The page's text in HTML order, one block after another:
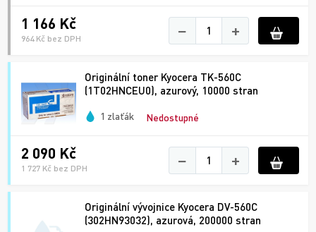
1 166 Kč
964 Kč bez DPH − +
Originální toner Kyocera TK-560C
(1T02HNCEU0), azurový, 10000 stran
1 zlaťák Nedostupné
2 090 Kč
1 727 Kč bez DPH − +
Originální vývojnice Kyocera DV-560C
(302HN93032), azurová, 200000 stran